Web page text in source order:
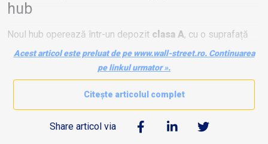
hub
Noul hub operează într-un depozit clasa A, cu o suprafață
de
3.500 mp, situat în parcul logistic
Logicor –
Acest articol este preluat de pe www.wall-street.ro. Continuarea
pe linkul urmator ».
Citește articolul complet
Share articol via